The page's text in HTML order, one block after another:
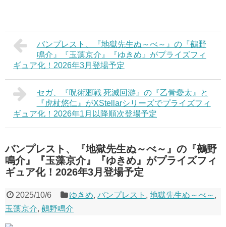
バンプレスト、『地獄先生ぬ～べ～』の『鵺野
鳴介』『玉藻京介』『ゆきめ』がプライズフィ
ギュア化！2026年3月登場予定
セガ、『呪術廻戦 死滅回游』の『乙骨憂太』と
『虎杖悠仁』がXStellarシリーズでプライズフィ
ギュア化！2026年1月以降順次登場予定
バンプレスト、『地獄先生ぬ～べ～』の『鵺野
鳴介』『玉藻京介』『ゆきめ』がプライズフィ
ギュア化！2026年3月登場予定
2025/10/6 ゆきめ,バンプレスト ,地獄先生ぬ～べ～ ,
玉藻京介, 鵺野鳴介